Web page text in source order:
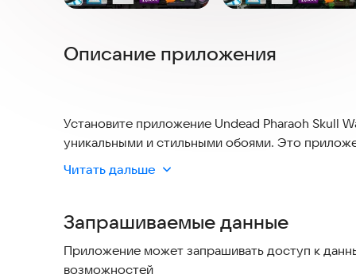
Описание приложения
Установите приложение Undead Pharaoh Skull
уникальными и стильными обоями. Это
неживого фараона и черепа, создавая
учетом высоких стандартов безопасности и
Приложение поддерживает разные версии
Выберите из множества вариантов, каждый из
символику и эстетику древнего мира. Удобный
Читать дальше
Запрашиваемые данные
Приложение может запрашивать доступ к
возможностей